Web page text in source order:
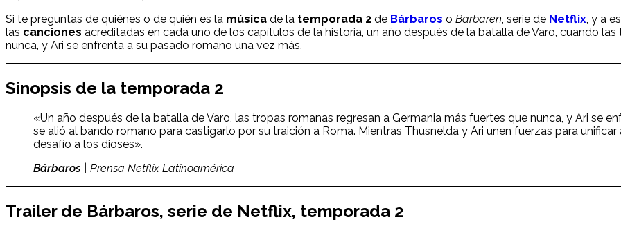
Si te preguntas de quiénes o de quién es la música de la temporada 2 de Bárbaros o Barbaren , serie de Netflix , y a
las canciones acreditadas en cada uno de los capítulos de la historia, un año después de la batalla de Varo, cuando
nunca, y Ari se enfrenta a su pasado romano una vez más.
Sinopsis de la temporada 2
«Un año después de la batalla de Varo, las tropas romanas regresan a Germania más fuertes que nunca, y Ari se
se alió al bando romano para castigarlo por su traición a Roma. Mientras Thusnelda y Ari unen fuerzas para
desafío a los dioses».
Bárbaros | Prensa Netflix Latinoamérica
Trailer de Bárbaros, serie de Netflix, temporada 2